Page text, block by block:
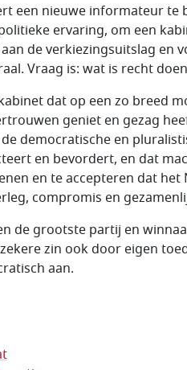
een nieuwe informateur te
ervaring, om een
de verkiezingsuitslag en
Vraag is: wat is recht
dat op een zo breed
geniet en gezag
democratische en
en bevordert, en dat
en te accepteren dat het
compromis en
de grootste partij en
zin ook door eigen
aan.